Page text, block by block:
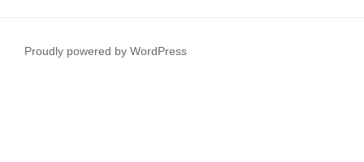
Proudly powered by WordPress